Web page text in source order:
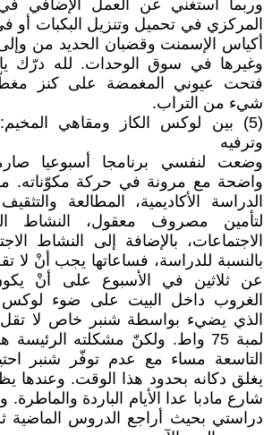
وربما أستغني عن العمل الإضافي
المركزي في تحميل وتنزيل البكبات أو
أكياس الإسمنت وقضبان الحديد من
وغيرها في سوق الوحدات. لله درّك
فتحت عيوني المغمضة على كنز
شيء من التراب.
(5) بين لوكس الكاز ومقاهي
وترفيه
وضعت لنفسي برنامجا أسبوعيا
واضحة مع مرونة في حركة مكوّناته.
الدراسة الأكاديمية، المطالعة
لتأمين مصروف معقول، النشاط
الاجتماعات، بالإضافة إلى النشاط
بالنسبة للدراسة، فساعاتها يجب أنْ لا
عن ثلاثين في الأسبوع على أنْ
الغروب داخل البيت على ضوء لوكس
الذي يضيء بواسطة شنبر خاص لا تقل
لمبة 75 واط. ولكنّ مشكلته
التاسعة مساء مع عدم توفّر شنبر
يغلق دكانه بحدود هذا الوقت. وعندها
شارع مادبا عدا الأيام الباردة
دراستي بحيث أراجع الدروس الماضية